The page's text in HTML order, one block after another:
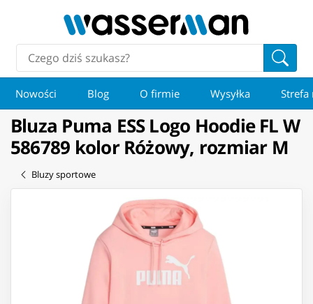
Nowości Blog O firmie Wysyłka Strefa
Bluza Puma ESS Logo Hoodie FL W
586789 kolor Różowy, rozmiar M
Bluzy sportowe